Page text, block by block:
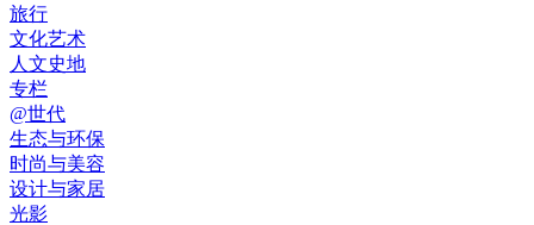
旅行
文化艺术
人文史地
专栏
@世代
生态与环保
时尚与美容
设计与家居
光影